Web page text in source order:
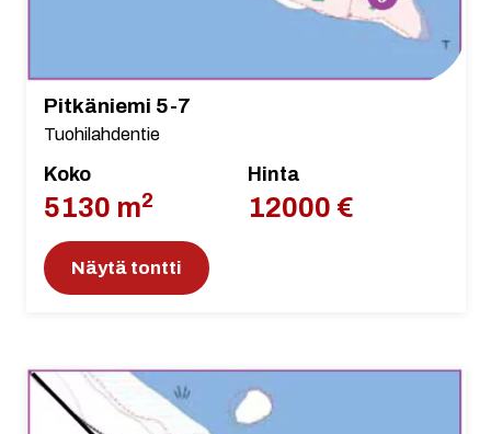
Pitkäniemi 5-7
Tuohilahdentie
Koko
5130 m2
Hinta
12000 €
Näytä tontti